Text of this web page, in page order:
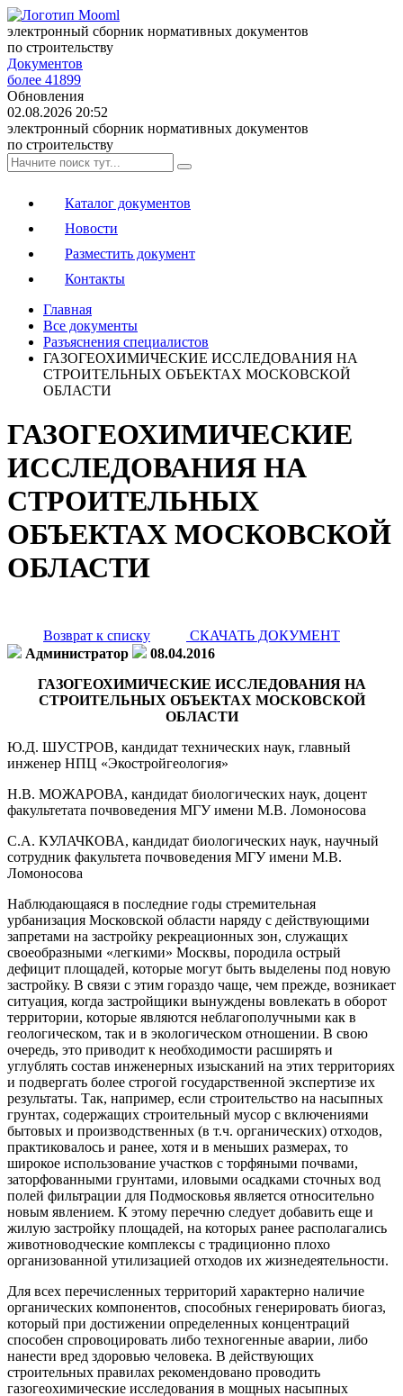
электронный сборник нормативных документов
по строительству
Документов
более 41899
Обновления
02.08.2026 20:52
электронный сборник нормативных документов
по строительству
Каталог документов
Новости
Разместить документ
Контакты
Главная
Все документы
Разъяснения специалистов
ГАЗОГЕОХИМИЧЕСКИЕ ИССЛЕДОВАНИЯ НА
СТРОИТЕЛЬНЫХ ОБЪЕКТАХ МОСКОВСКОЙ
ОБЛАСТИ
ГАЗОГЕОХИМИЧЕСКИЕ
ИССЛЕДОВАНИЯ НА
СТРОИТЕЛЬНЫХ
ОБЪЕКТАХ МОСКОВСКОЙ
ОБЛАСТИ
Возврат к списку
СКАЧАТЬ ДОКУМЕНТ
Администратор
08.04.2016
ГАЗОГЕОХИМИЧЕСКИЕ ИССЛЕДОВАНИЯ НА
СТРОИТЕЛЬНЫХ ОБЪЕКТАХ МОСКОВСКОЙ
ОБЛАСТИ
Ю.Д. ШУСТРОВ, кандидат технических наук, главный
инженер НПЦ «Экостройгеология»
Н.В. МОЖАРОВА, кандидат биологических наук, доцент
факультетата почвоведения МГУ имени М.В. Ломоносова
С.А. КУЛАЧКОВА, кандидат биологических наук, научный
сотрудник факультета почвоведения МГУ имени М.В.
Ломоносова
Наблюдающаяся в последние годы стремительная
урбанизация Московской области наряду с действующими
запретами на застройку рекреационных зон, служащих
своеобразными «легкими» Москвы, породила острый
дефицит площадей, которые могут быть выделены под новую
застройку. В связи с этим гораздо чаще, чем прежде, возникает
ситуация, когда застройщики вынуждены вовлекать в оборот
территории, которые являются неблагополучными как в
геологическом, так и в экологическом отношении. В свою
очередь, это приводит к необходимости расширять и
углублять состав инженерных изысканий на этих территориях
и подвергать более строгой государственной экспертизе их
результаты. Так, например, если строительство на насыпных
грунтах, содержащих строительный мусор с включениями
бытовых и производственных (в т.ч. органических) отходов,
практиковалось и ранее, хотя и в меньших размерах, то
широкое использование участков с торфяными почвами,
заторфованными грунтами, иловыми осадками сточных вод
полей фильтрации для Подмосковья является относительно
новым явлением. К этому перечню следует добавить еще и
жилую застройку площадей, на которых ранее располагались
животноводческие комплексы с традиционно плохо
организованной утилизацией отходов их жизнедеятельности.
Для всех перечисленных территорий характерно наличие
органических компонентов, способных генерировать биогаз,
который при достижении определенных концентраций
способен спровоцировать либо техногенные аварии, либо
нанести вред здоровью человека. В действующих
строительных правилах рекомендовано проводить
газогеохимические исследования в мощных насыпных